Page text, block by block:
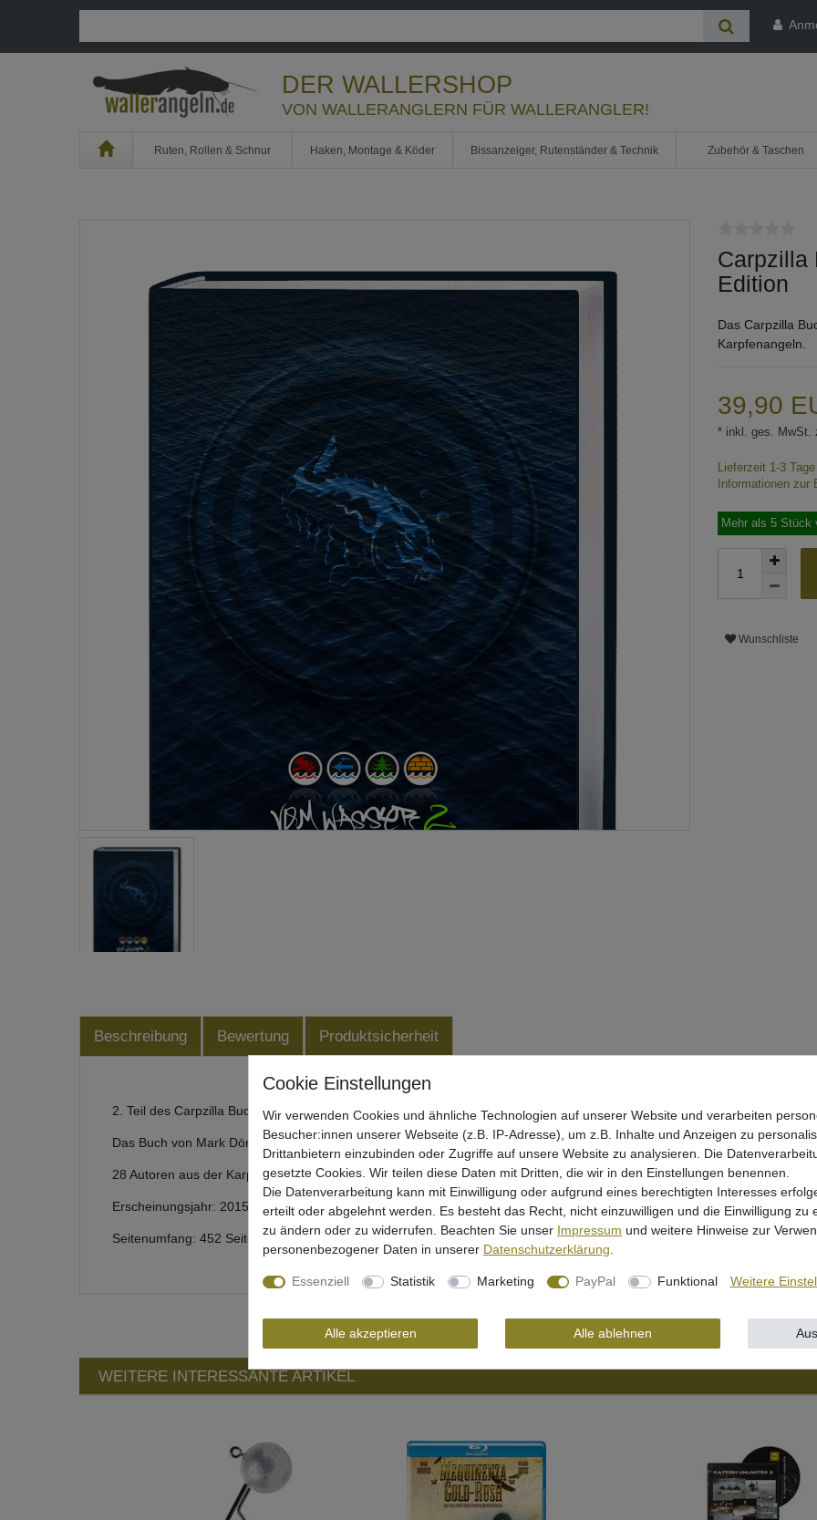
DER WALLERSHOP
VON WALLERANGLERN FÜR WALLERANGLER!
Home Ruten, Rollen & Schnur Haken, Montage & Köder Bissanzeiger, Rutenständer & Technik Zubehör & Taschen
Carpzilla
Edition
Das Carpzilla
Karpfenangeln.
39,90
* inkl. ges. MwSt.
Lieferzeit 1-3
Informationen zur
Mehr als 5 Stück
Wunschliste
Beschreibung Bewertung Produktsicherheit
2. Teil des Carpzilla Buchs Vom Wasser
Das Buch von Mark Dörner, Christopher Paschmanns und Volker Seuß
28 Autoren aus der Karpfenszene
Erscheinungsjahr: 2015
Seitenumfang: 452 Seiten
WEITERE INTERESSANTE ARTIKEL
Wir verwenden Cookies und ähnliche Technologien auf unserer Website und verarbeiten
Besucher:innen unserer Webseite (z.B. IP-Adresse), um z.B. Inhalte und Anzeigen zu
Drittanbietern einzubinden oder Zugriffe auf unsere Website zu analysieren. Die
gesetzte Cookies. Wir teilen diese Daten mit Dritten, die wir in den Einstellungen benennen.
Die Datenverarbeitung kann mit Einwilligung oder aufgrund eines berechtigten Interesses
erteilt oder abgelehnt werden. Es besteht das Recht, nicht einzuwilligen und die Einwilligung zu
zu ändern oder zu widerrufen. Beachten Sie unser Impressum und weitere Hinweise zur
personenbezogener Daten in unserer Daten­schutz­erklärung
Essenziell Statistik Marketing PayPal Funktional Weitere
Alle akzeptieren Alle ablehnen